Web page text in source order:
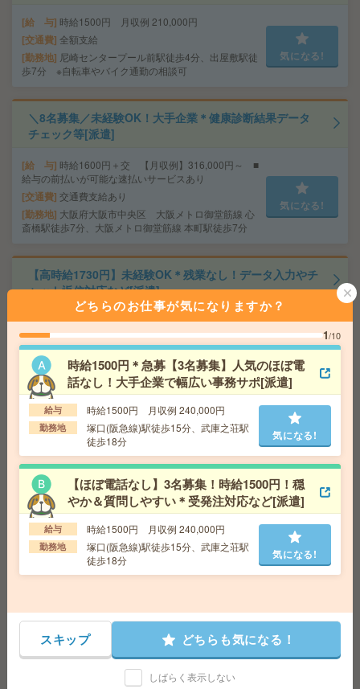
給 与 時給1500円 月収例 210,000円
交通費 全額支給
勤務地 尼崎センタープール前駅徒歩4分、出屋敷駅徒
歩7分 ※自転車やバイク通勤の相談可
気になる!
＼8名募集／未経験OK！大手企業＊健康診断結果データ
チェック等[派遣]
給 与 時給1600円＋交 【月収例】316,000円～ ■
給与の前払いが可能な速払いサービスあり
交通費 交通費支給あり
勤務地 大阪府大阪市中央区 大阪メトロ御堂筋線 心
斎橋駅徒歩7分、大阪メトロ御堂筋線 本町駅徒歩7分
気になる!
【高時給1730円】未経験OK＊残業なし！データ入力やチ
ャット返信対応など[派遣]
給 与 時給1730円＋交 ■給与の前払いが可能な速
払いサービスあり
交通費 交通費支給あり
勤務地
大阪府大阪市北区 大阪メトロ四つ橋線 西梅
田駅徒歩4分、大阪環状線 大阪駅徒歩7分
気になる!
高時給！日勤のお仕事！製品の最終検査等[派遣]
給 与 時給1560円
交通費 交通費支給有り
勤務地 塚口駅～徒歩11分
気になる!
座り仕事！給与即払いOK！高時給！土日休み！部品の組
交通費
伊丹駅～徒歩15分
気になる!
座り仕事！給与即払いOK！駅チカ！医療機器の製造、事
どちらのお仕事が気になりますか？
1/10
時給1500円＊急募【3名募集】人気のほぼ電
話なし！大手企業で幅広い事務サポ[派遣]
給与 時給1500円 月収例 240,000円
勤務地
塚口(阪急線)駅徒歩15分、武庫之荘駅
徒歩18分
気になる!
【ほぼ電話なし】3名募集！時給1500円！穏
やか＆質問しやすい＊受発注対応など[派遣]
給与 時給1500円 月収例 240,000円
勤務地
塚口(阪急線)駅徒歩15分、武庫之荘駅
徒歩18分
気になる!
スキップ どちらも気になる！
しばらく表示しない